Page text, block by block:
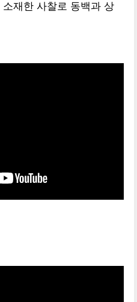
재한 사찰로 동백과 상